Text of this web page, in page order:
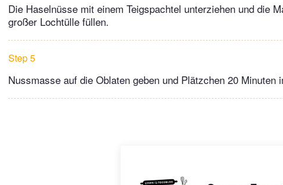
Die Haselnüsse mit einem Teigspachtel unterziehen und die
großer Lochtülle füllen.
Step 5
Nussmasse auf die Oblaten geben und Plätzchen 20 Minuten